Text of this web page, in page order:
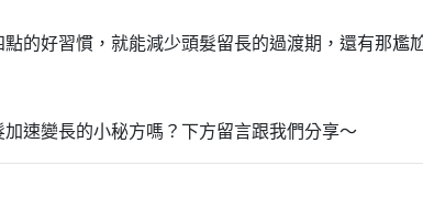
點的好習慣，就能減少頭髮留長的過渡期，還有那尷
速變長的小秘方嗎？下方留言跟我們分享～